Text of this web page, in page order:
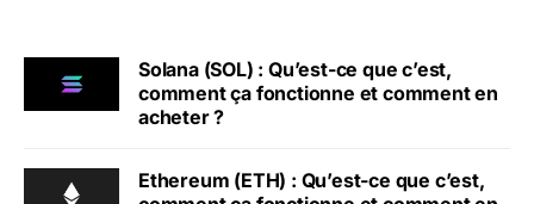
Solana (SOL) : Qu’est-ce que c’est,
comment ça fonctionne et comment en
acheter ?
Ethereum (ETH) : Qu’est-ce que c’est,